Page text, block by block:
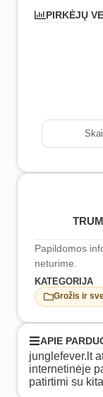
PIRKĖJŲ
Papildomos
neturime.
KATEGORIJA
Grožis ir
APIE
junglefever.lt
internetinėje
patirtimi su